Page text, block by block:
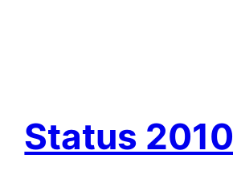
Status 2010